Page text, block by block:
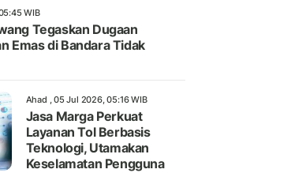
WIB
Tegaskan Dugaan
Emas di Bandara Tidak
Ahad , 05 Jul 2026, 05:16 WIB
Jasa Marga Perkuat
Layanan Tol Berbasis
Teknologi, Utamakan
Keselamatan Pengguna